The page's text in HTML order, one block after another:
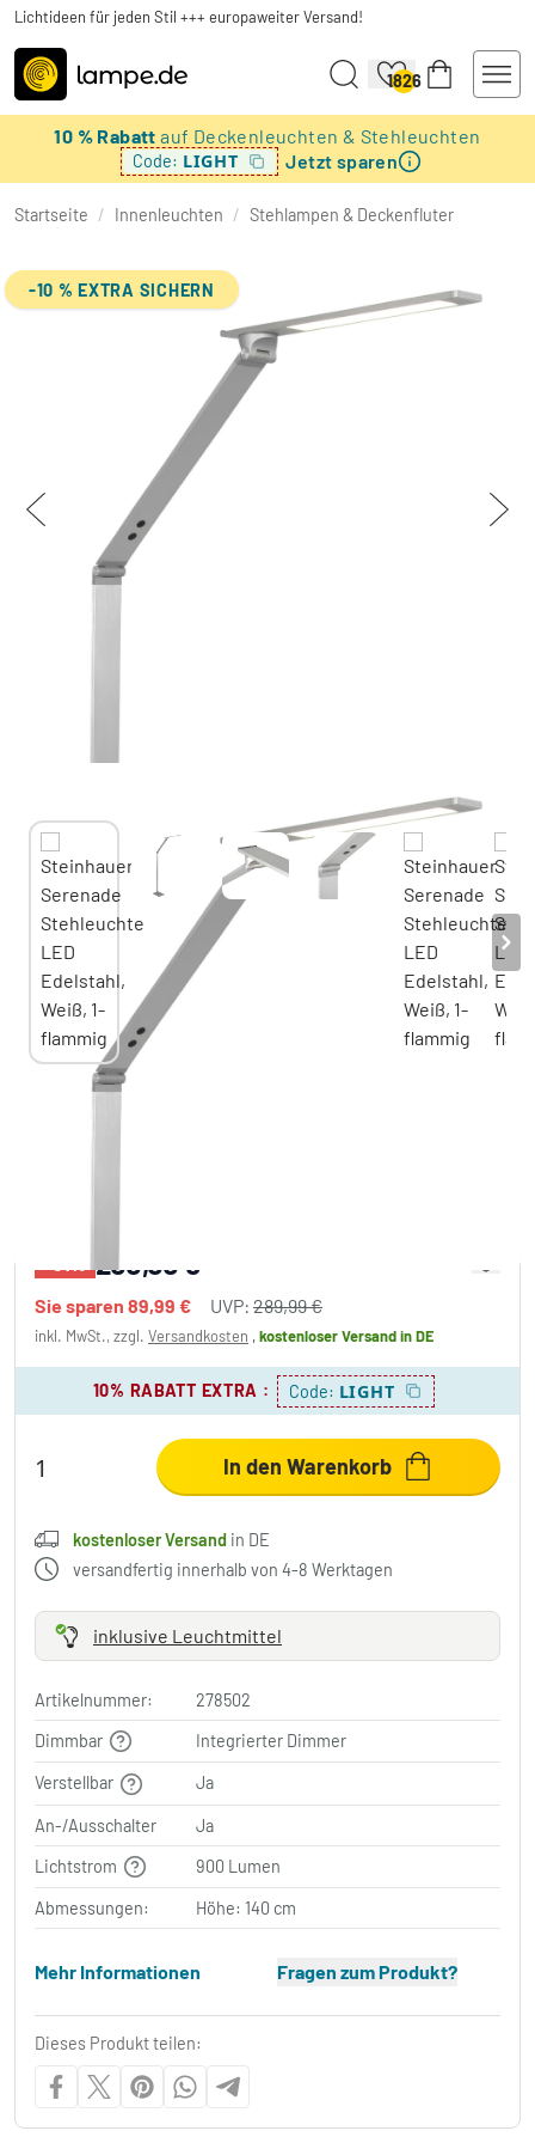
Lichtideen für jeden Stil +++ europaweiter Versand!
1826
10 % Rabattauf Deckenleuchten & Stehleuchten
Code: LIGHT Jetzt sparen
Startseite / Innenleuchten / Stehlampen & Deckenfluter
-10 % EXTRA SICHERN
200,00 €
Sie sparen 89,99 € UVP: 289,99 €
inkl. MwSt., zzgl. Versandkosten ,kostenloser Versandin DE
10% RABATT EXTRA : Code: LIGHT
In den Warenkorb
kostenloser Versand in DE
versandfertig innerhalb von 4-8 Werktagen
inklusive Leuchtmittel
Artikelnummer:
278502
Dimmbar
Integrierter Dimmer
Verstellbar Ja
An-/Ausschalter
Ja
Lichtstrom
900 Lumen
Abmessungen: Höhe: 140 cm
Mehr Informationen Fragen zum Produkt?
Dieses Produkt teilen: